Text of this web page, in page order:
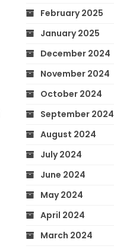
February 2025
January 2025
December 2024
November 2024
October 2024
September 2024
August 2024
July 2024
June 2024
May 2024
April 2024
March 2024